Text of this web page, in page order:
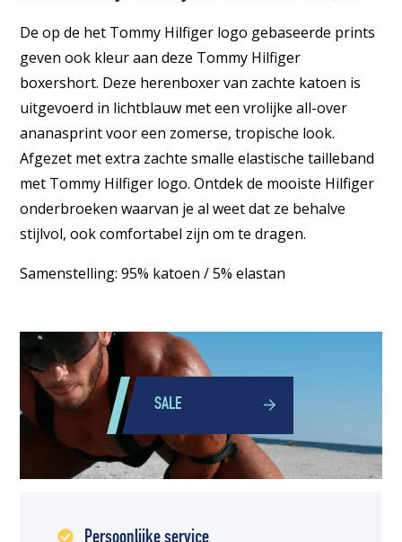
De op de het Tommy Hilfiger logo gebaseerde prints
geven ook kleur aan deze Tommy Hilfiger
boxershort. Deze herenboxer van zachte katoen is
uitgevoerd in lichtblauw met een vrolijke all-over
ananasprint voor een zomerse, tropische look.
Afgezet met extra zachte smalle elastische tailleband
met Tommy Hilfiger logo. Ontdek de mooiste Hilfiger
onderbroeken waarvan je al weet dat ze behalve
stijlvol, ook comfortabel zijn om te dragen.
Samenstelling: 95% katoen / 5% elastan
SALE
Persoonlijke service